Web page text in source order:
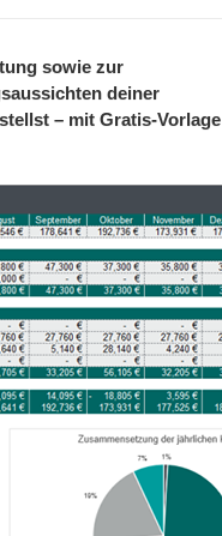
sowie zur
deiner
– mit Gratis-Vorlage